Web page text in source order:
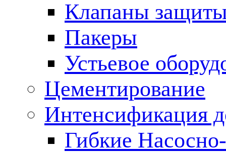
Клапаны
Пакеры
Устьевое
Цементирование
Интенсификация
Гибкие